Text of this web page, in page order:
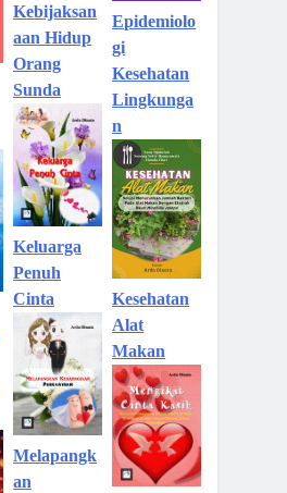
Kebijaksan
aan Hidup
Orang
Sunda
Keluarga
Penuh
Cinta
Melapangk
an
Epidemiolo
gi
Kesehatan
Lingkunga
n
Kesehatan
Alat
Makan